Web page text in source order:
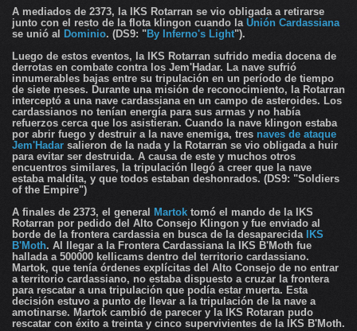
A mediados de 2373, la IKS Rotarran se vio obligada a retirarse
junto con el resto de la flota klingon cuando la Unión Cardassiana
se unió al Dominio. (DS9: "By Inferno's Light").
Luego de estos eventos, la IKS Rotarran sufrido media docena de
derrotas en combate contra los Jem'Hadar. La nave sufrió
innumerables bajas entre su tripulación en un período de tiempo
de siete meses. Durante una misión de reconocimiento, la Rotarran
interceptó a una nave cardassiana en un campo de asteroides. Los
cardassianos no tenían energía para sus armas y no había
refuerzos cerca que los asistieran. Cuando la nave klingon estaba
por abrir fuego y destruir a la nave enemiga, tres naves de ataque
Jem'Hadar salieron de la nada y la Rotarran se vio obligada a huir
para evitar ser destruida. A causa de este y muchos otros
encuentros similares, la tripulación llegó a creer que la nave
estaba maldita, y que todos estaban deshonrados. (DS9: "Soldiers
of the Empire")
A finales de 2373, el general Martok tomó el mando de la IKS
Rotarran por pedido del Alto Consejo Klingon y fue enviado al
borde de la frontera cardassia en busca de la desaparecida IKS
B'Moth. Al llegar a la Frontera Cardassiana la IKS B'Moth fue
hallada a 500000 kellicams dentro del territorio cardassiano.
Martok, que tenía órdenes explícitas del Alto Consejo de no entrar
a territorio cardassiano, no estaba dispuesto a cruzar la frontera
para rescatar a una tripulación que podía estar muerta. Esta
decisión estuvo a punto de llevar a la tripulación de la nave a
amotinarse. Martok cambió de parecer y la IKS Rotaran pudo
rescatar con éxito a treinta y cinco supervivientes de la IKS B'Moth.